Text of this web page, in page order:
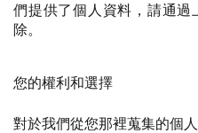
們提供了個人資料，請通過
除。
您的權利和選擇
對於我們從您那裡蒐集的個